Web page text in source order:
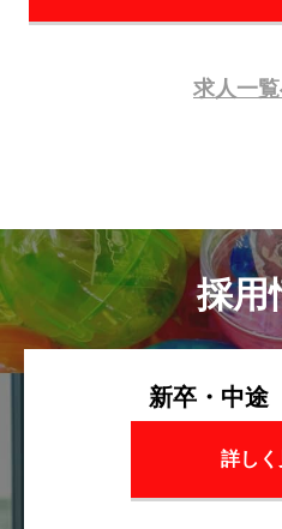
求人一
採用
新卒・中途
詳しく